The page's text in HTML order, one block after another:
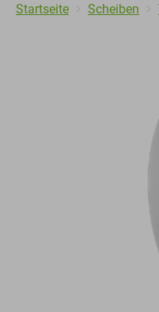
Startseite Scheiben